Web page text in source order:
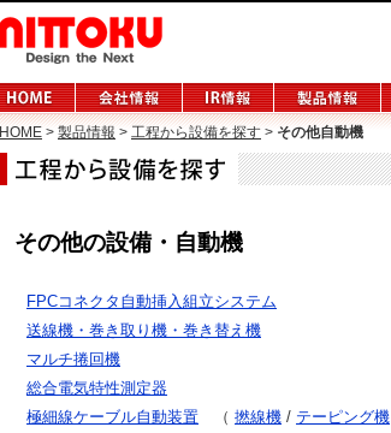
HOME > 製品情報 > 工程から設備を探す > その他自動機
その他の設備・自動機
FPCコネクタ自動挿入組立システム
送線機・巻き取り機・巻き替え機
マルチ捲回機
総合電気特性測定器
極細線ケーブル自動装置 （ 撚線機 / テーピング機